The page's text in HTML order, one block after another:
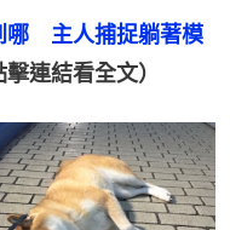
　主人捕捉躺著模
連結看全文）